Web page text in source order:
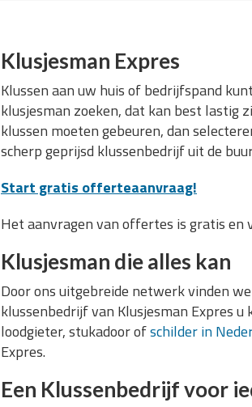
Klusjesman Expres
Klussen aan uw huis of bedrijfspand
klusjesman zoeken, dat kan best lastig
klussen moeten gebeuren, dan
scherp geprijsd klussenbedrijf uit de
Start gratis offerteaanvraag!
Het aanvragen van offertes is gratis en
Klusjesman die alles kan
Door ons uitgebreide netwerk vinden
klussenbedrijf van Klusjesman Expres
loodgieter, stukadoor ofschilder in
Expres.
Een Klussenbedrijf voor